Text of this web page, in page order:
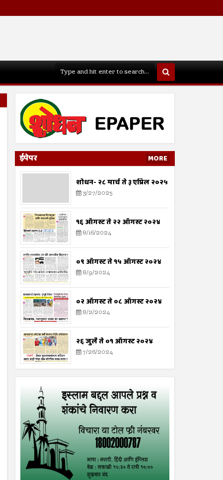
ईपेपर MORE
शोधन- २८ मार्च ते ३ एप्रिल २०२५
3/27/2025
१६ ऑगस्ट ते २२ ऑगस्ट २०२४
8/16/2024
०९ ऑगस्ट ते १५ ऑगस्ट २०२४
8/9/2024
०२ ऑगस्ट ते ०८ ऑगस्ट २०२४
8/2/2024
२६ जुलै ते ०१ ऑगस्ट २०२४
7/26/2024